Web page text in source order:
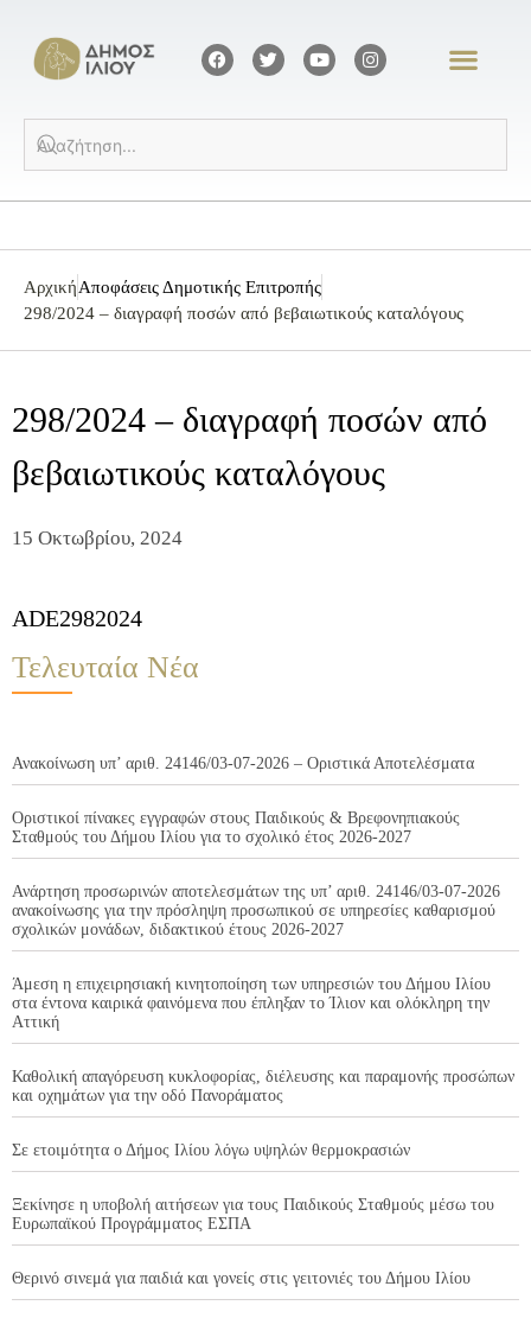
ΑρχικήΑποφάσεις Δημοτικής Επιτροπής
298/2024 – διαγραφή ποσών από βεβαιωτικούς καταλόγους
298/2024 – διαγραφή ποσών από
βεβαιωτικούς καταλόγους
15 Οκτωβρίου, 2024
ADE2982024
Τελευταία Νέα
Ανακοίνωση υπ’ αριθ. 24146/03-07-2026 – Οριστικά Αποτελέσματα
Οριστικοί πίνακες εγγραφών στους Παιδικούς & Βρεφονηπιακούς
Σταθμούς του Δήμου Ιλίου για το σχολικό έτος 2026-2027
Ανάρτηση προσωρινών αποτελεσμάτων της υπ’ αριθ. 24146/03-07-2026
ανακοίνωσης για την πρόσληψη προσωπικού σε υπηρεσίες καθαρισμού
σχολικών μονάδων, διδακτικού έτους 2026-2027
Άμεση η επιχειρησιακή κινητοποίηση των υπηρεσιών του Δήμου Ιλίου
στα έντονα καιρικά φαινόμενα που έπληξαν το Ίλιον και ολόκληρη την
Αττική
Καθολική απαγόρευση κυκλοφορίας, διέλευσης και παραμονής προσώπων
και οχημάτων για την οδό Πανοράματος
Σε ετοιμότητα ο Δήμος Ιλίου λόγω υψηλών θερμοκρασιών
Ξεκίνησε η υποβολή αιτήσεων για τους Παιδικούς Σταθμούς μέσω του
Ευρωπαϊκού Προγράμματος ΕΣΠΑ
Θερινό σινεμά για παιδιά και γονείς στις γειτονιές του Δήμου Ιλίου